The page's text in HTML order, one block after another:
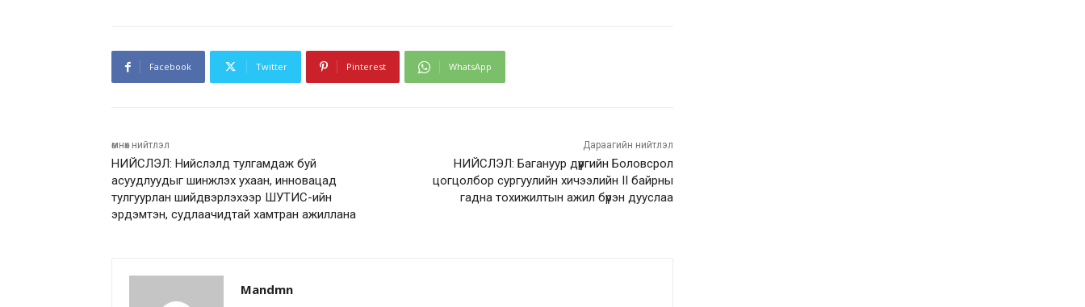
Facebook Twitter Pinterest WhatsApp
өмнөх нийтлэл
НИЙСЛЭЛ: Нийслэлд тулгамдаж буй
асуудлуудыг шинжлэх ухаан, инновацад
тулгуурлан шийдвэрлэхээр ШУТИС-ийн
эрдэмтэн, судлаачидтай хамтран ажиллана
Дараагийн нийтлэл
НИЙСЛЭЛ: Багануур дүүргийн Боловсрол
цогцолбор сургуулийн хичээлийн II байрны
гадна тохижилтын ажил бүрэн дууслаа
Mandmn